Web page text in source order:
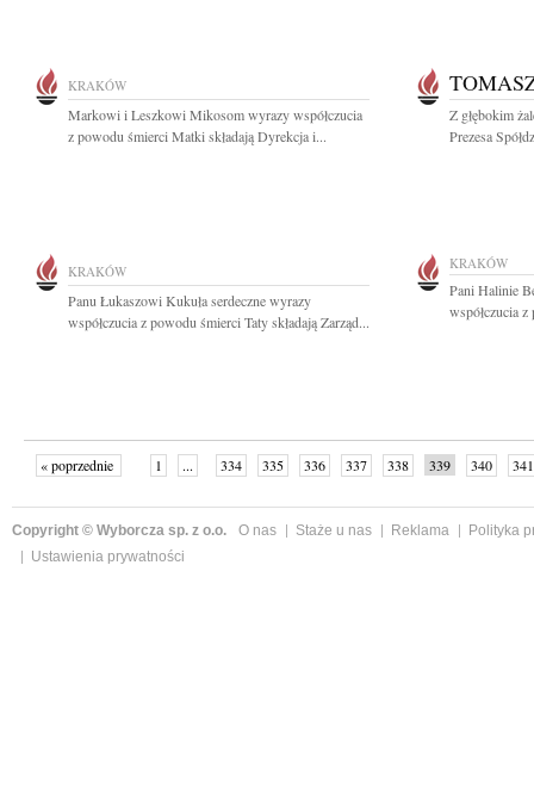
KRAKÓW
Markowi i Leszkowi Mikosom wyrazy współczucia
z powodu śmierci Matki składają Dyrekcja i...
Z głębokim
Prezesa
KRAKÓW
Panu Łukaszowi Kukuła serdeczne wyrazy
współczucia z powodu śmierci Taty składają Zarząd...
KRAKÓW
Pani Halinie
współczucia
« poprzednie 1 ... 334 335 336 337 338 339 340
341
Copyright © Wyborcza sp. z o.o. O nas Staże u nas Reklama
Polityka
Ustawienia prywatności